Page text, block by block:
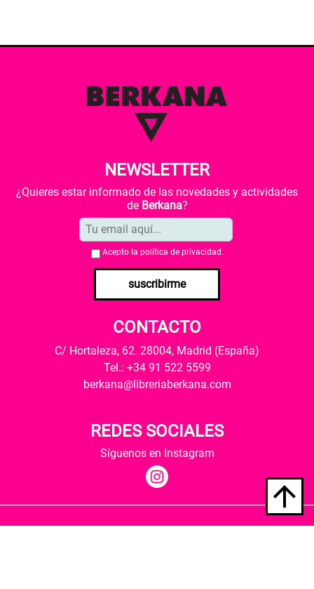
NEWSLETTER
¿Quieres estar informado de las novedades y actividades
de Berkana?
Acepto la política de privacidad .
suscribirme
CONTACTO
C/ Hortaleza, 62. 28004, Madrid (España)
Tel.: +34 91 522 5599
berkana@libreriaberkana.com
REDES SOCIALES
Síguenos en Instagram